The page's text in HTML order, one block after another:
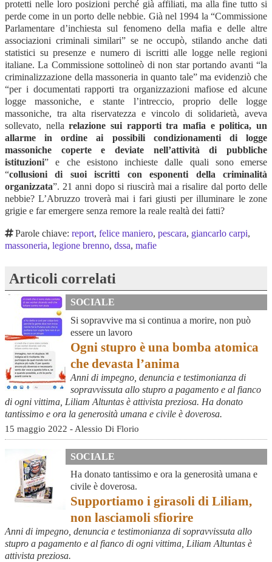
protetti nelle loro posizioni perché già affiliati, ma alla fine tutto si
perde come in un porto delle nebbie. Già nel 1994 la “Commissione
Parlamentare d’inchiesta sul fenomeno della mafia e delle altre
associazioni criminali similari” se ne occupò, stilando anche dati
statistici su presenze e numero di iscritti alle logge nelle regioni
italiane. La Commissione sottolineò di non star portando avanti “la
criminalizzazione della massoneria in quanto tale” ma evidenziò che
“per i documentati rapporti tra organizzazioni mafiose ed alcune
logge massoniche, e stante l’intreccio, proprio delle logge
massoniche, tra alta riservatezza e vincolo di solidarietà, aveva
sollevato, nellarelazione sui rapporti tra mafia e politica, un
allarme in ordine ai possibili condizionamenti di logge
massoniche coperte e deviate nell’attività di pubbliche
istituzioni” e che esistono inchieste dalle quali sono emerse
“collusioni di suoi iscritti con esponenti della criminalità
organizzata”. 21 anni dopo si riuscirà mai a risalire dal porto delle
nebbie? L’Abruzzo troverà mai i fari giusti per illuminare le zone
grigie e far emergere senza remore la reale realtà dei fatti?
Parole chiave:report,felice maniero,pescara, giancarlo carpi,
massoneria, legione brenno, dssa, mafie
Articoli correlati
SOCIALE
Si sopravvive ma si continua a morire, non può
essere un lavoro
Ogni stupro è una bomba atomica
che devasta l’anima
Anni di impegno, denuncia e testimonianza di
sopravvissuta allo stupro a pagamento e al fianco
di ogni vittima, Liliam Altuntas è attivista preziosa. Ha donato
tantissimo e ora la generosità umana e civile è doverosa.
15 maggio 2022 - Alessio Di Florio
SOCIALE
Ha donato tantissimo e ora la generosità umana e
civile è doverosa.
Supportiamo i girasoli di Liliam,
non lasciamoli sfiorire
Anni di impegno, denuncia e testimonianza di sopravvissuta allo
stupro a pagamento e al fianco di ogni vittima, Liliam Altuntas è
attivista preziosa.